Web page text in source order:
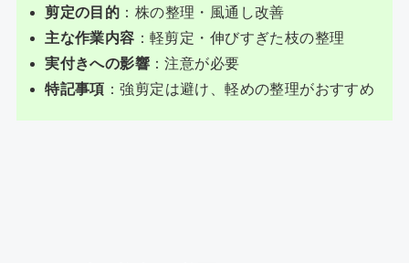
剪定の目的 ：株の整理・風通し改善
主な作業内容 ：軽剪定・伸びすぎた枝の整理
実付きへの影響 ：注意が必要
特記事項 ：強剪定は避け、軽めの整理がおすすめ